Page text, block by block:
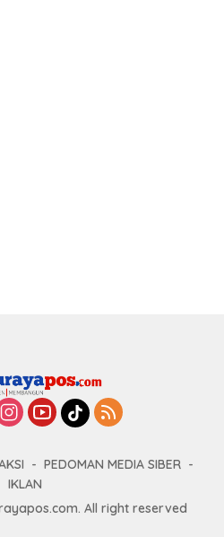
PEDOMAN MEDIA SIBER
IKLAN
All right reserved